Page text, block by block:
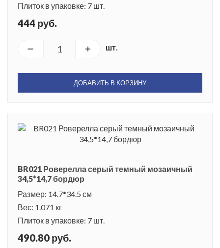
Плиток в упаковке: 7 шт.
444 руб.
шт.
ДОБАВИТЬ В КОРЗИНУ
BR021 Роверелла серый темный мозаичный
34,5*14,7 бордюр
Размер: 14.7*34.5 см
Вес: 1.071 кг
Плиток в упаковке: 7 шт.
490.80 руб.